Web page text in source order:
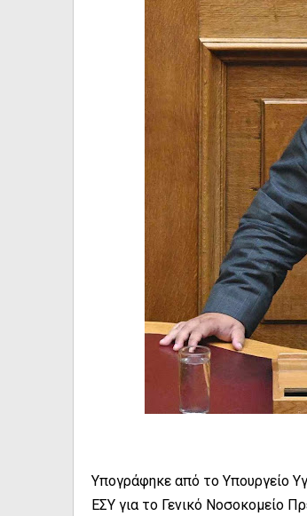
Υπογράφηκε από το Υπουργείο
ΕΣΥ για το Γενικό Νοσοκομείο